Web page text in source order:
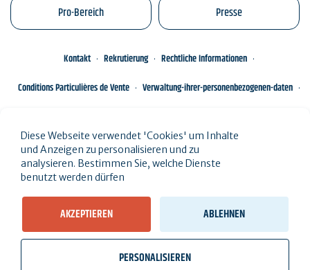
Pro-Bereich Presse
Kontakt Rekrutierung
Rechtliche Informationen
Conditions Particulières de Vente
Verwaltung-ihrer-personenbezogenen-daten
Diese Webseite verwendet 'Cookies' um Inhalte
und Anzeigen zu personalisieren und zu
analysieren. Bestimmen Sie, welche Dienste
benutzt werden dürfen
AKZEPTIEREN ABLEHNEN
PERSONALISIEREN